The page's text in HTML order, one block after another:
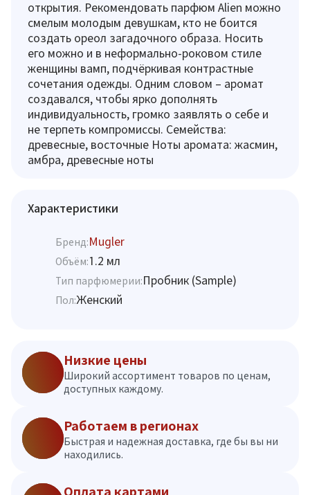
открытия. Рекомендовать парфюм Alien можно
смелым молодым девушкам, кто не боится
создать ореол загадочного образа. Носить
его можно и в неформально-роковом стиле
женщины вамп, подчёркивая контрастные
сочетания одежды. Одним словом – аромат
создавался, чтобы ярко дополнять
индивидуальность, громко заявлять о себе и
не терпеть компромиссы. Семейства:
древесные, восточные Ноты аромата: жасмин,
амбра, древесные ноты
Характеристики
Бренд:Mugler
Объём:1.2 мл
Тип парфюмерии:Пробник (Sample)
Пол:Женский
Низкие цены
Широкий ассортимент товаров по ценам,
доступных каждому.
Работаем в регионах
Быстрая и надежная доставка, где бы вы ни
находились.
Оплата картами